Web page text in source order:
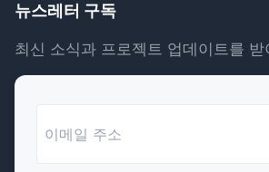
뉴스레터 구독
최신 소식과 프로젝트 업데이트를 받